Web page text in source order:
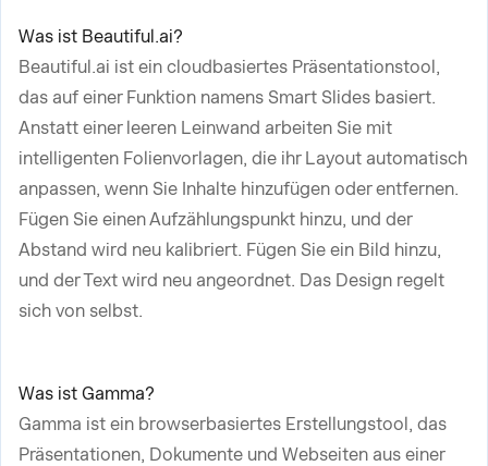
Was ist Beautiful.ai?
Beautiful.ai ist ein cloudbasiertes Präsentationstool,
das auf einer Funktion namens Smart Slides basiert.
Anstatt einer leeren Leinwand arbeiten Sie mit
intelligenten Folienvorlagen, die ihr Layout automatisch
anpassen, wenn Sie Inhalte hinzufügen oder entfernen.
Fügen Sie einen Aufzählungspunkt hinzu, und der
Abstand wird neu kalibriert. Fügen Sie ein Bild hinzu,
und der Text wird neu angeordnet. Das Design regelt
sich von selbst.
Was ist Gamma?
Gamma ist ein browserbasiertes Erstellungstool, das
Präsentationen, Dokumente und Webseiten aus einer